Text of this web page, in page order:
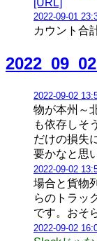
2022-09-01
カウント合
2022-09-02
物が本州～
も依存しそ
だけの損失
要かなと思
2022-09-02
場合と貨物
らのトラッ
です。おそ
2022-09-02